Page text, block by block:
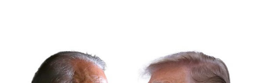
exterior en el que figuran Yaniris Inmaculada Ortega López
tercera secretaria en la embajada de la República